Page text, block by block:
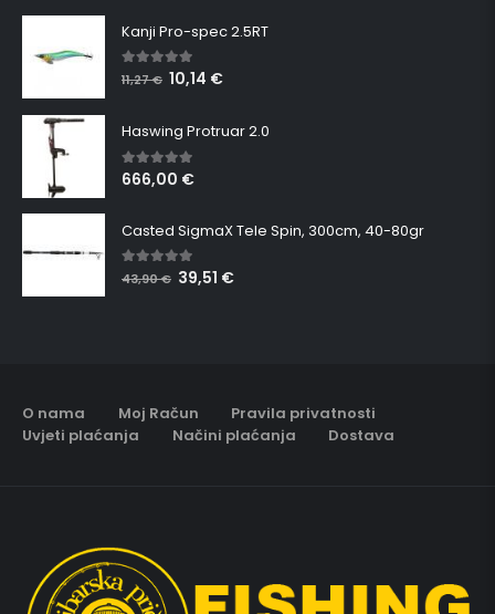
Kanji Pro-spec 2.5RT
5.00out of 5
11,27€ 10,14 €
Haswing Protruar 2.0
5.00 out of 5
666,00 €
Casted SigmaX Tele Spin, 300cm, 40-80gr
5.00out of 5
43,90€ 39,51 €
O nama Moj Račun
Pravila privatnosti
Uvjeti plaćanja
Načini plaćanja Dostava